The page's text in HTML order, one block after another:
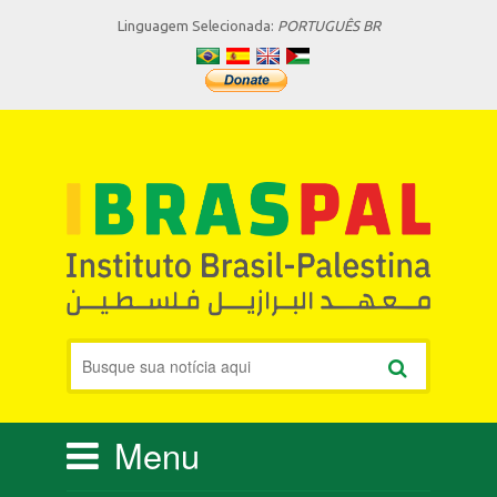
Linguagem Selecionada: PORTUGUÊS BR
Menu